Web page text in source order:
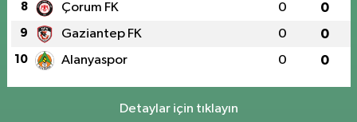
8 Çorum FK 0 0
9 Gaziantep FK 0 0
10 Alanyaspor 0 0
Detaylar için tıklayın